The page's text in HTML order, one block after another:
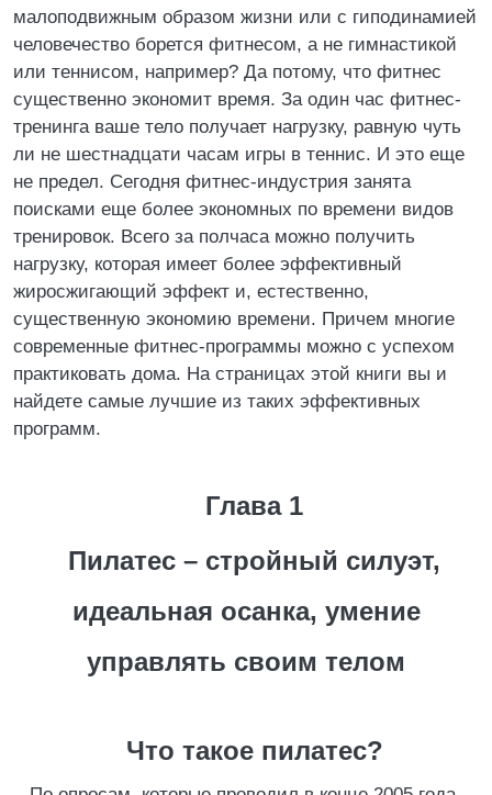
малоподвижным образом жизни или с гиподинамией
человечество борется фитнесом, а не гимнастикой
или теннисом, например? Да потому, что фитнес
существенно экономит время. За один час фитнес-
тренинга ваше тело получает нагрузку, равную чуть
ли не шестнадцати часам игры в теннис. И это еще
не предел. Сегодня фитнес-индустрия занята
поисками еще более экономных по времени видов
тренировок. Всего за полчаса можно получить
нагрузку, которая имеет более эффективный
жиросжигающий эффект и, естественно,
существенную экономию времени. Причем многие
современные фитнес-программы можно с успехом
практиковать дома. На страницах этой книги вы и
найдете самые лучшие из таких эффективных
программ.
Глава 1
Пилатес – стройный силуэт,
идеальная осанка, умение
управлять своим телом
Что такое пилатес?